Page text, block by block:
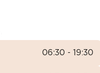
06:30 - 19:30